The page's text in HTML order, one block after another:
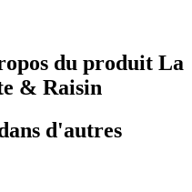
du produit La
& Raisin
d'autres